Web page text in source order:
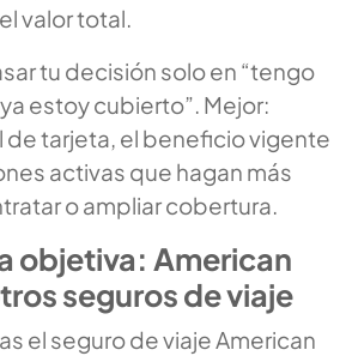
valor total.
tu decisión solo en “tengo
estoy cubierto”. Mejor:
de tarjeta, el beneficio vigente
activas que hagan más
o ampliar cobertura.
objetiva: American
seguros de viaje
el seguro de viaje American